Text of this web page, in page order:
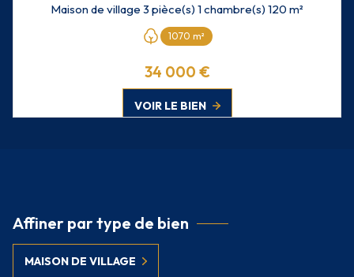
Maison de village 3 pièce(s) 1 chambre(s) 120 m²
1070 m²
34 000 €
VOIR LE BIEN
Affiner par type de bien
MAISON DE VILLAGE